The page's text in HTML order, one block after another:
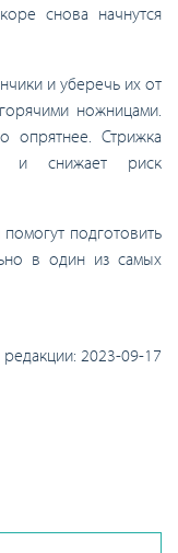
снова начнутся
и уберечь их от
ножницами.
опрятнее. Стрижка
и снижает риск
подготовить
в один из самых
редакции: 2023-09-17